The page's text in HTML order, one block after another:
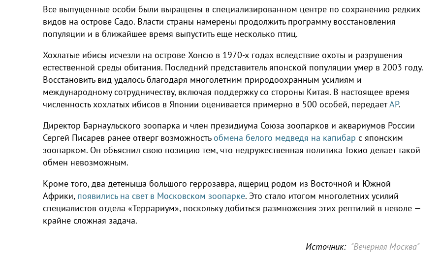
Все выпущенные особи были выращены в специализированном центре по сохранению редких
видов на острове Садо. Власти страны намерены продолжить программу восстановления
популяции и в ближайшее время выпустить еще несколько птиц.
Хохлатые ибисы исчезли на острове Хонсю в 1970-х годах вследствие охоты и разрушения
естественной среды обитания. Последний представитель японской популяции умер в 2003 году.
Восстановить вид удалось благодаря многолетним природоохранным усилиям и
международному сотрудничеству, включая поддержку со стороны Китая. В настоящее время
численность хохлатых ибисов в Японии оценивается примерно в 500 особей, передаетAP.
Директор Барнаульского зоопарка и член президиума Союза зоопарков и аквариумов России
Сергей Писарев ранее отверг возможность обмена белого медведя на капибар с японским
зоопарком. Он объяснил свою позицию тем, что недружественная политика Токио делает такой
обмен невозможным.
Кроме того, два детеныша большого геррозавра, ящериц родом из Восточной и Южной
Африки, появились на свет в Московском зоопарке. Это стало итогом многолетних усилий
специалистов отдела «Террариум», поскольку добиться размножения этих рептилий в неволе —
крайне сложная задача.
Источник: "Вечерняя Москва"